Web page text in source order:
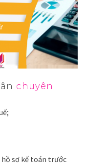
chuyên
hồ sơ kế toán trước